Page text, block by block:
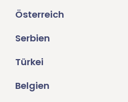
Österreich
Serbien
Türkei
Belgien